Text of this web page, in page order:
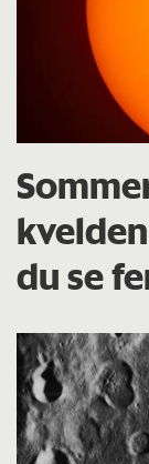
du se